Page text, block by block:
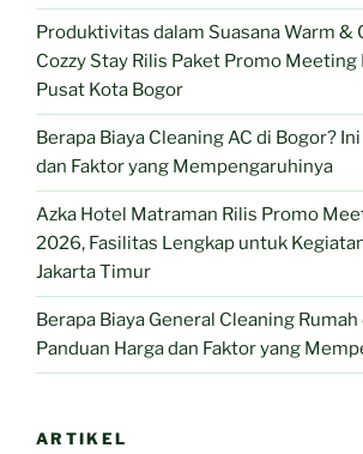
Produktivitas dalam Suasana Warm &
Cozzy Stay Rilis Paket Promo Meeting
Pusat Kota Bogor
Berapa Biaya Cleaning AC di Bogor?
dan Faktor yang Mempengaruhinya
Azka Hotel Matraman Rilis Promo
2026, Fasilitas Lengkap untuk
Jakarta Timur
Berapa Biaya General Cleaning
Panduan Harga dan Faktor yang
ARTIKEL